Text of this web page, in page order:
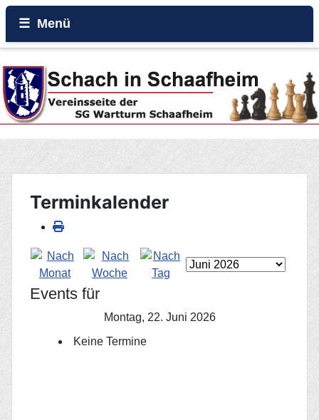
Menü
Beiträge
Galerie
Terminkalender
Events für
Montag, 22. Juni 2026
Keine Termine